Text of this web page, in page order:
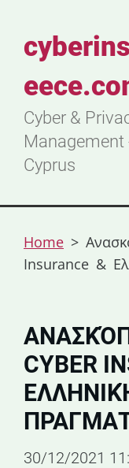
Cyber &
Management
Cyprus
Home >
Insurance &
CYBER
30/12/2021